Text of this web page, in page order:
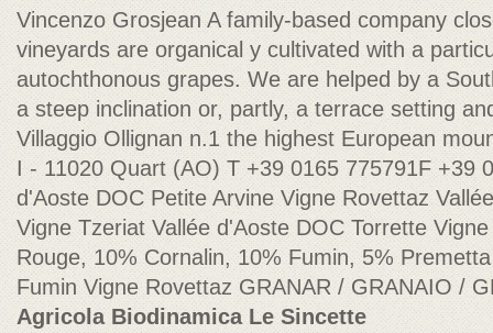
Vincenzo Grosjean A family-based company
vineyards are organical y cultivated with a
autochthonous grapes. We are helped by a
a steep inclination or, partly, a terrace setting
Villaggio Ollignan n.1 the highest European
I - 11020 Quart (AO) T +39 0165 775791F +39
d'Aoste DOC Petite Arvine Vigne Rovettaz
Vigne Tzeriat Vallée d'Aoste DOC Torrette
Rouge, 10% Cornalin, 10% Fumin, 5%
Fumin Vigne Rovettaz GRANAR / GRANAIO /
Agricola Biodinamica Le Sincette